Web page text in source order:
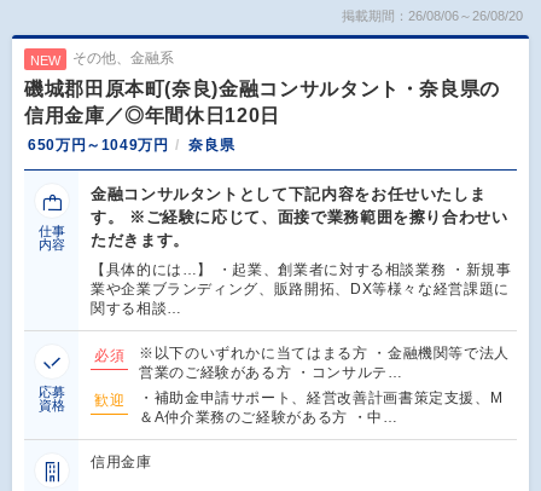
掲載期間：26/08/06～26/08/20
NEW その他、金融系
磯城郡田原本町(奈良)金融コンサルタント・奈良県の
信用金庫／◎年間休日120日
650万円～1049万円 奈良県
仕事
内容
金融コンサルタントとして下記内容をお任せいたしま
す。 ※ご経験に応じて、面接で業務範囲を擦り合わせい
ただきます。
【具体的には…】 ・起業、創業者に対する相談業務 ・新規事
業や企業ブランディング、販路開拓、DX等様々な経営課題に
関する相談…
応募
資格
必須
※以下のいずれかに当てはまる方 ・金融機関等で法人
営業のご経験がある方 ・コンサルテ…
歓迎
・補助金申請サポート、経営改善計画書策定支援、M
＆A仲介業務のご経験がある方 ・中…
信用金庫